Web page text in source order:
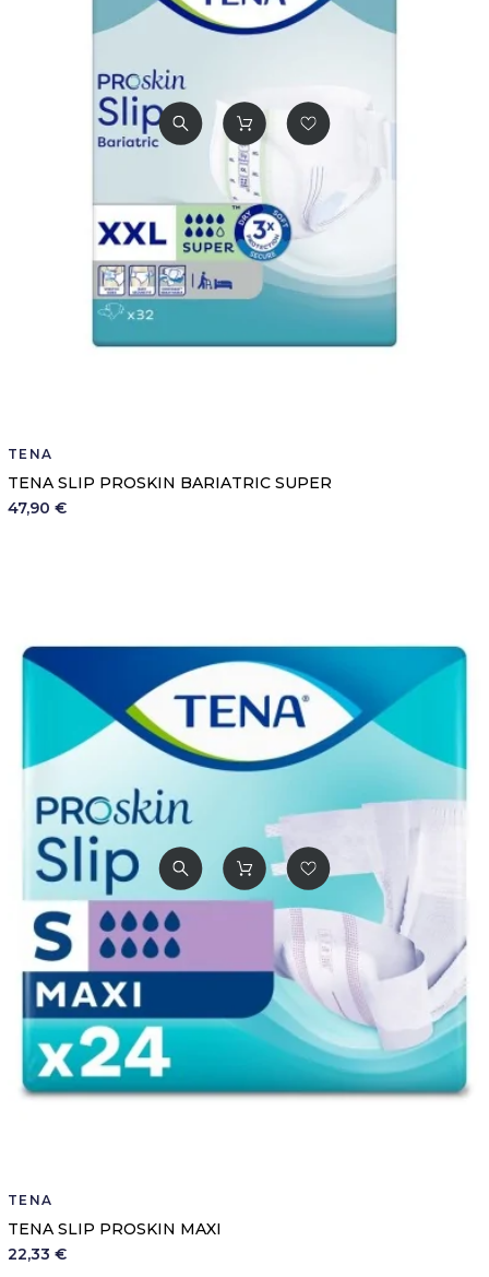
TENA
TENA SLIP PROSKIN BARIATRIC SUPER
47,90 €
TENA
TENA SLIP PROSKIN MAXI
22,33 €